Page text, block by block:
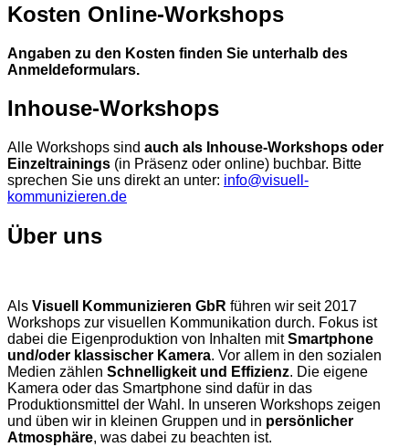
Kosten Online-Workshops
Angaben zu den Kosten finden Sie unterhalb des
Anmeldeformulars.
Inhouse-Workshops
Alle Workshops sind auch als Inhouse-Workshops oder
Einzeltrainings (in Präsenz oder online) buchbar. Bitte
sprechen Sie uns direkt an unter: info@visuell-
kommunizieren.de
Über uns
Als Visuell Kommunizieren GbR führen wir seit 2017
Workshops zur visuellen Kommunikation durch. Fokus ist
dabei die Eigenproduktion von Inhalten mitSmartphone
und/oder klassischer Kamera. Vor allem in den sozialen
Medien zählen Schnelligkeit und Effizienz. Die eigene
Kamera oder das Smartphone sind dafür in das
Produktionsmittel der Wahl. In unseren Workshops zeigen
und üben wir in kleinen Gruppen und in persönlicher
Atmosphäre, was dabei zu beachten ist.